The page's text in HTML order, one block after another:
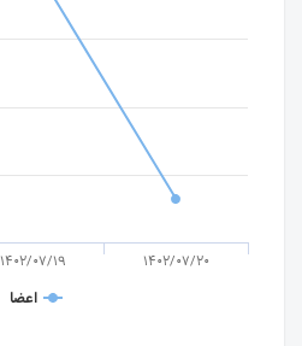
اعضا
1402/07/19 1402/07/20